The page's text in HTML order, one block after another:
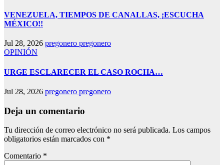
VENEZUELA, TIEMPOS DE CANALLAS, ¡ESCUCHA
MÉXICO!!
Jul 28, 2026 pregonero pregonero
OPINIÓN
URGE ESCLARECER EL CASO ROCHA…
Jul 28, 2026 pregonero pregonero
Deja un comentario
Tu dirección de correo electrónico no será publicada. Los campos
obligatorios están marcados con *
Comentario *